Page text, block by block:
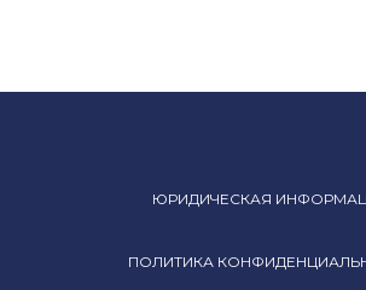
ЮРИДИЧЕСКАЯ
ПОЛИТИКА